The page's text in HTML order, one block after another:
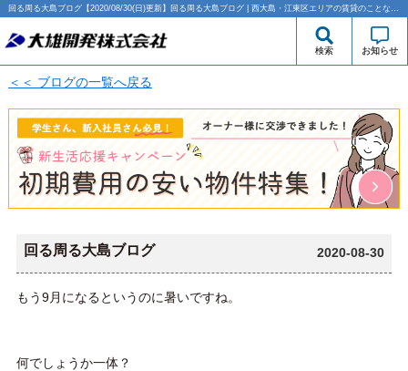
回る周る大島ブログ【2020/08/30(日)更新】回る周る大島ブログ | 西大島・江東区エリアの賃貸のことなら大雄開発株式会社
検索 お知らせ
＜＜ ブログの一覧へ戻る
回る周る大島ブログ 2020-08-30
もう9月になるというのに暑いですね。
何でしょうか一体？